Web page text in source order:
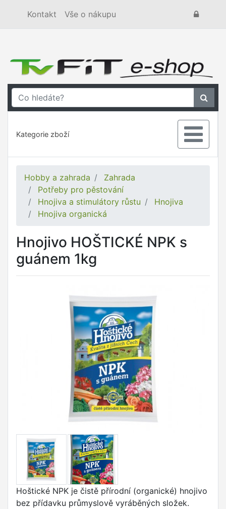
Kontakt Vše o nákupu
Kategorie zboží
Hobby a zahrada
Zahrada
Potřeby pro pěstování
Hnojiva a stimulátory růstu
Hnojiva
Hnojiva organická
Hnojivo HOŠTICKÉ NPK s
guánem 1kg
Hoštické NPK je čistě přírodní (organické) hnojivo
bez přídavku průmyslově vyráběných složek.